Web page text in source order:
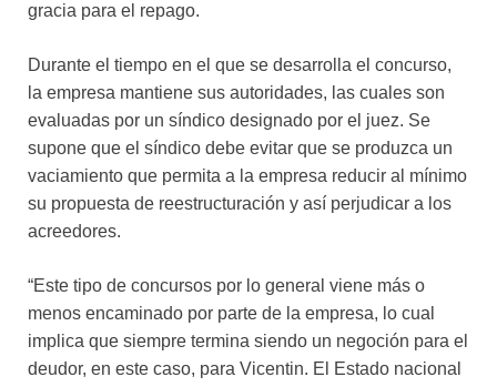
gracia para el repago.
Durante el tiempo en el que se desarrolla el concurso,
la empresa mantiene sus autoridades, las cuales son
evaluadas por un síndico designado por el juez. Se
supone que el síndico debe evitar que se produzca un
vaciamiento que permita a la empresa reducir al mínimo
su propuesta de reestructuración y así perjudicar a los
acreedores.
“Este tipo de concursos por lo general viene más o
menos encaminado por parte de la empresa, lo cual
implica que siempre termina siendo un negoción para el
deudor, en este caso, para Vicentin. El Estado nacional